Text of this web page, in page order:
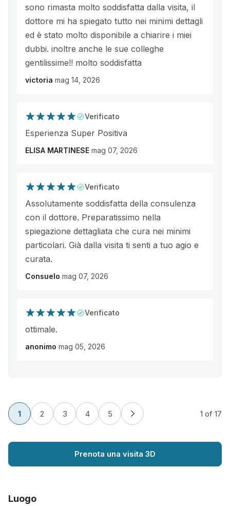
sono rimasta molto soddisfatta dalla visita, il
dottore mi ha spiegato tutto nei minimi dettagli
ed è stato molto disponibile a chiarire i miei
dubbi. inoltre anche le sue colleghe
gentilissime!! molto soddisfatta
victoria mag 14, 2026
Verificato
Esperienza Super Positiva
ELISA MARTINESE mag 07, 2026
Verificato
Assolutamente soddisfatta della consulenza
con il dottore. Preparatissimo nella
spiegazione dettagliata che cura nei minimi
particolari. Già dalla visita ti senti a tuo agio e
curata.
Consuelo mag 07, 2026
Verificato
ottimale.
anonimo mag 05, 2026
1 2 3 4 5 1 of 17
Prenota una visita 3D
Luogo